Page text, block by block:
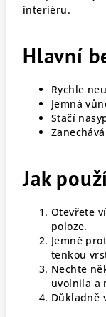
interiéru.
Hlavní
Rychle
Jemná
Stačí
Jak
Otevřete
poloze.
Jemně
tenkou
Nechte
uvolnila a
Důkladně